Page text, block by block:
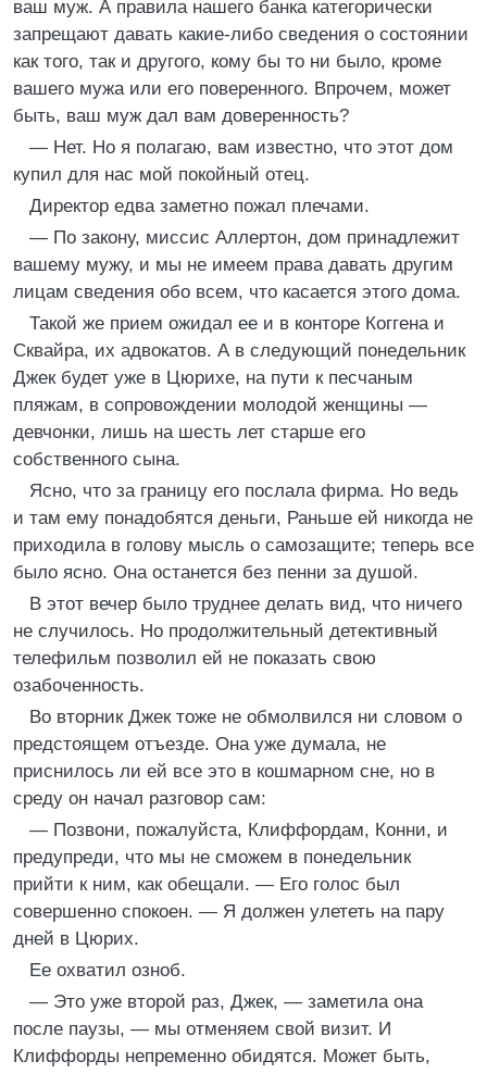
ваш муж. А правила нашего банка категорически
запрещают давать какие-либо сведения о состоянии
как того, так и другого, кому бы то ни было, кроме
вашего мужа или его поверенного. Впрочем, может
быть, ваш муж дал вам доверенность?
— Нет. Но я полагаю, вам известно, что этот дом
купил для нас мой покойный отец.
Директор едва заметно пожал плечами.
— По закону, миссис Аллертон, дом принадлежит
вашему мужу, и мы не имеем права давать другим
лицам сведения обо всем, что касается этого дома.
Такой же прием ожидал ее и в конторе Коггена и
Сквайра, их адвокатов. А в следующий понедельник
Джек будет уже в Цюрихе, на пути к песчаным
пляжам, в сопровождении молодой женщины —
девчонки, лишь на шесть лет старше его
собственного сына.
Ясно, что за границу его послала фирма. Но ведь
и там ему понадобятся деньги, Раньше ей никогда не
приходила в голову мысль о самозащите; теперь все
было ясно. Она останется без пенни за душой.
В этот вечер было труднее делать вид, что ничего
не случилось. Но продолжительный детективный
телефильм позволил ей не показать свою
озабоченность.
Во вторник Джек тоже не обмолвился ни словом о
предстоящем отъезде. Она уже думала, не
приснилось ли ей все это в кошмарном сне, но в
среду он начал разговор сам:
— Позвони, пожалуйста, Клиффордам, Конни, и
предупреди, что мы не сможем в понедельник
прийти к ним, как обещали. — Его голос был
совершенно спокоен. — Я должен улететь на пару
дней в Цюрих.
Ее охватил озноб.
— Это уже второй раз, Джек, — заметила она
после паузы, — мы отменяем свой визит. И
Клиффорды непременно обидятся. Может быть,